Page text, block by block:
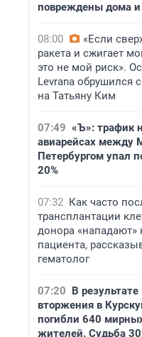
повреждены дома
08:00
«Если
ракета и сжигает
это не мой риск».
Levrana обрушился
на Татьяну Ким
07:49 «Ъ»: трафик
авиарейсах между
Петербургом упал
20%
07:32 Как часто
трансплантации
донора «нападают»
пациента,
гематолог
07:20 В результате
вторжения в
погибли 640
жителей. Судьба